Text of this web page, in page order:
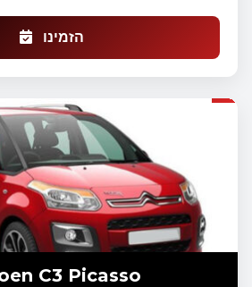
הזמינו
C3 Picasso